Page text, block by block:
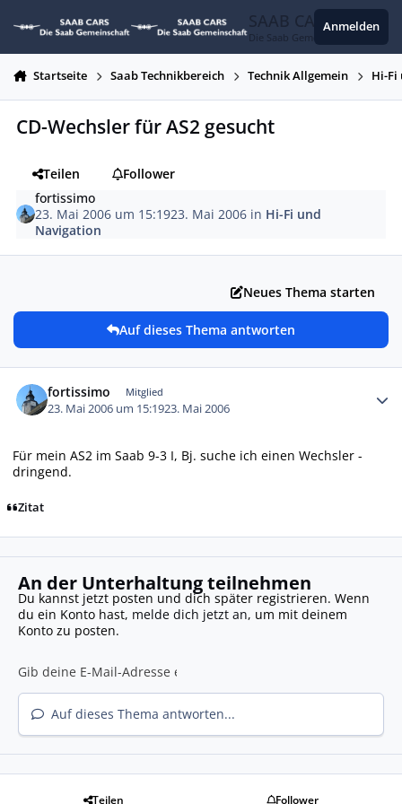
SAAB CARS
Die Saab Gemeinschaft
Anmelden
Startseite Saab Technikbereich Technik Allgemein Hi-Fi
CD-Wechsler für AS2 gesucht
Teilen
Follower
fortissimo
23. Mai 2006 um 15:1923. Mai 2006 in Hi-Fi und
Navigation
Neues Thema starten
Auf dieses Thema antworten
fortissimo Mitglied
23. Mai 2006 um 15:1923. Mai 2006
Für mein AS2 im Saab 9-3 I, Bj. suche ich einen Wechsler -
dringend.
Zitat
An der Unterhaltung teilnehmen
Du kannst jetzt posten und dich später registrieren. Wenn
du ein Konto hast, melde dich jetzt an, um mit deinem
Konto zu posten.
Auf dieses Thema antworten...
Teilen Follower